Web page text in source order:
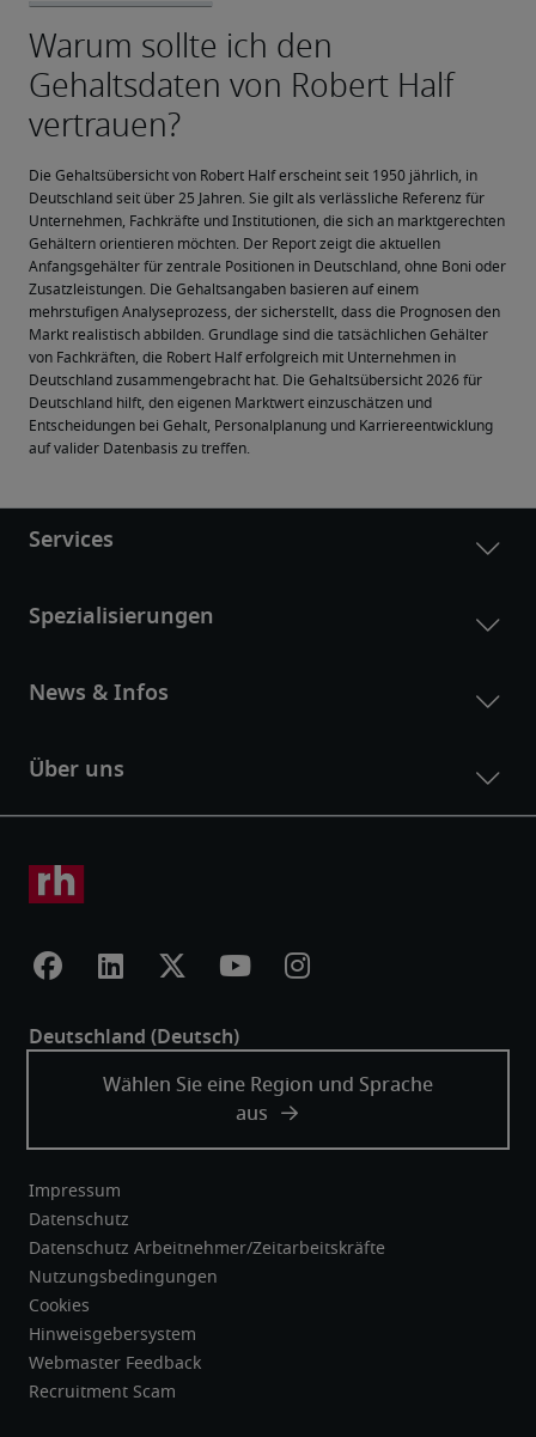
Die Gehaltsübersicht von Robert Half erscheint seit 1950 jährlich, in
Deutschland seit über 25 Jahren. Sie gilt als verlässliche Referenz für
Unternehmen, Fachkräfte und Institutionen, die sich an marktgerechten
Gehältern orientieren möchten. Der Report zeigt die aktuellen
Anfangsgehälter für zentrale Positionen in Deutschland, ohne Boni oder
Zusatzleistungen. Die Gehaltsangaben basieren auf einem
mehrstufigen Analyseprozess, der sicherstellt, dass die Prognosen den
Markt realistisch abbilden. Grundlage sind die tatsächlichen Gehälter
von Fachkräften, die Robert Half erfolgreich mit Unternehmen in
Deutschland zusammengebracht hat. Die Gehaltsübersicht 2026 für
Deutschland hilft, den eigenen Marktwert einzuschätzen und
Entscheidungen bei Gehalt, Personalplanung und Karriereentwicklung
auf valider Datenbasis zu treffen.
Impressum
Datenschutz
Datenschutz Arbeitnehmer/Zeitarbeitskräfte
Nutzungsbedingungen
Cookies
Hinweisgebersystem
Webmaster Feedback
Recruitment Scam